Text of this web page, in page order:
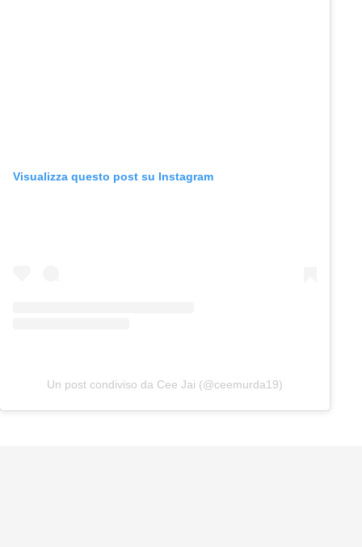
Visualizza questo post su Instagram
Un post condiviso da Cee Jai (@ceemurda19)